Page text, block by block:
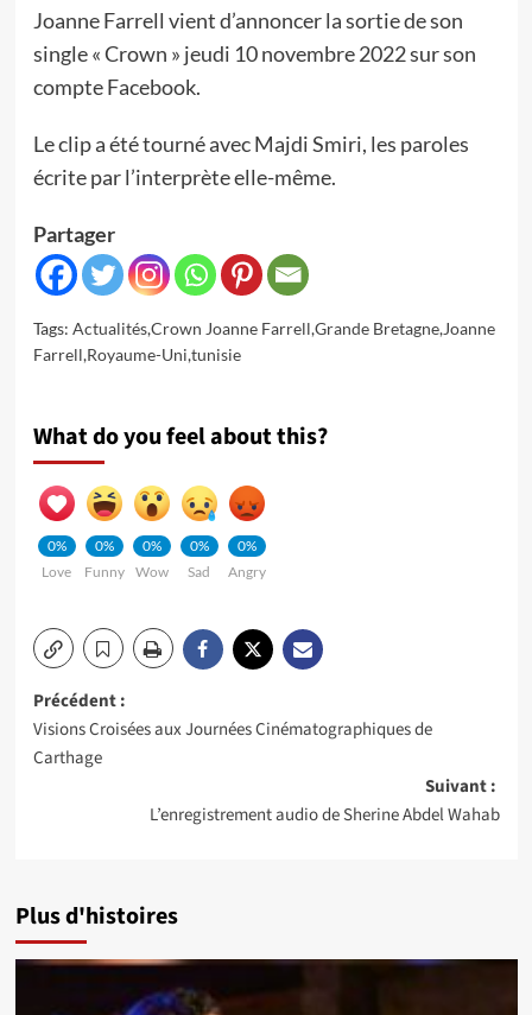
Joanne Farrell vient d’annoncer la sortie de son
single « Crown » jeudi 10 novembre 2022 sur son
compte Facebook.
Le clip a été tourné avec Majdi Smiri, les paroles
écrite par l’interprète elle-même.
Partager
Tags: Actualités,Crown Joanne Farrell,Grande Bretagne,Joanne
Farrell,Royaume-Uni,tunisie
What do you feel about this?
0%
Love
0%
Funny
0%
Wow
0%
Sad
0%
Angry
Navigation
d’article
Précédent :
Visions Croisées aux Journées Cinématographiques de
Carthage
Suivant :
L’enregistrement audio de Sherine Abdel Wahab
Plus d'histoires